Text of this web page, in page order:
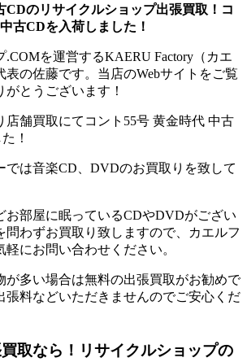
CDのリサイクルショップ出張買取！コ
古CDを入荷しました！
.COMを運営するKAERU Factory（カエ
表の佐藤です。当店のWebサイトをご覧
とうございます！
店舗買取にてコント55号 黄金時代 中古
！
では音楽CD、DVDのお買取りを致して
お部屋に眠っているCDやDVDがござい
問わずお買取り致しますので、カエルフ
軽にお問い合わせください。
が多い場合は無料の出張買取がお勧めで
張料などいただきませんのでご安心くだ
取なら！リサイクルショップの